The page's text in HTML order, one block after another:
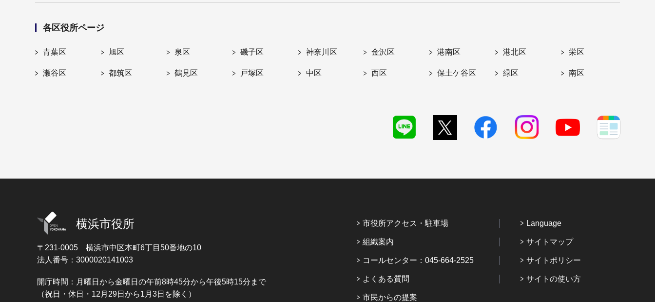
各区役所ページ
青葉区 旭区 泉区 磯子区 神奈川区 金沢区 港南区 港北区 栄区
瀬谷区 都筑区 鶴見区 戸塚区 中区 西区 保土ケ谷区 緑区 南区
横浜市役所
〒231-0005 横浜市中区本町6丁目50番地の10
法人番号：3000020141003
開庁時間：月曜日から金曜日の午前8時45分から午後5時15分まで
（祝日・休日・12月29日から1月3日を除く）
市役所アクセス・駐車場
組織案内
コールセンター：045-664-2525
よくある質問
市民からの提案
Language
サイトマップ
サイトポリシー
サイトの使い方